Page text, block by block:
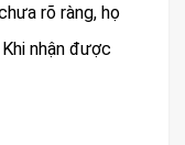
rõ ràng, họ
nhận được